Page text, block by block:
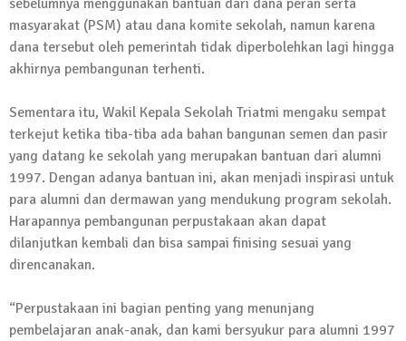
sebelumnya menggunakan bantuan dari dana peran serta
masyarakat (PSM) atau dana komite sekolah, namun karena
dana tersebut oleh pemerintah tidak diperbolehkan lagi hingga
akhirnya pembangunan terhenti.
Sementara itu, Wakil Kepala Sekolah Triatmi mengaku sempat
terkejut ketika tiba-tiba ada bahan bangunan semen dan pasir
yang datang ke sekolah yang merupakan bantuan dari alumni
1997. Dengan adanya bantuan ini, akan menjadi inspirasi untuk
para alumni dan dermawan yang mendukung program sekolah.
Harapannya pembangunan perpustakaan akan dapat
dilanjutkan kembali dan bisa sampai finising sesuai yang
direncanakan.
“Perpustakaan ini bagian penting yang menunjang
pembelajaran anak-anak, dan kami bersyukur para alumni 1997